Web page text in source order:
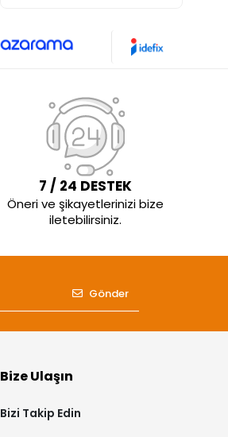
7 / 24 DESTEK
Öneri ve şikayetlerinizi bize
iletebilirsiniz.
Gönder
Bize Ulaşın
Bizi Takip Edin